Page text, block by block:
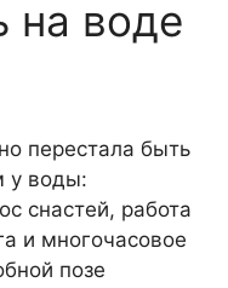
на воде
перестала быть
у воды:
снастей, работа
и многочасовое
позе